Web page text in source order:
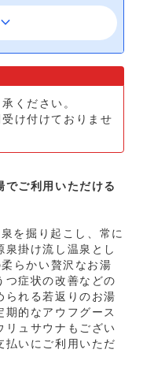
keyboard_arrow_down
ください。
け付けておりませ
ご利用いただける
を掘り起こし、常に
掛け流し温泉とし
らかい贅沢なお湯
つ症状の改善などの
られる若返りのお湯
的なアウフグース
リュサウナもござい
払いにご利用いただ